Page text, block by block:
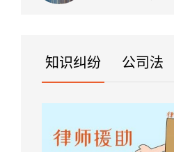
知识纠纷 公司法